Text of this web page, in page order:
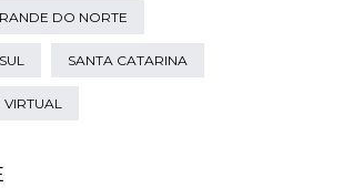
DO NORTE
SANTA CATARINA
VIRTUAL